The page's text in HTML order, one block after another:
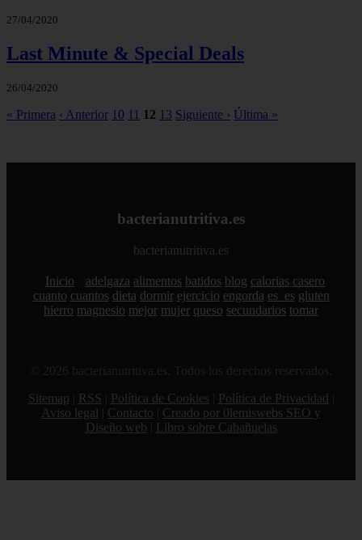
27/04/2020
Last Minute & Special Deals
26/04/2020
« Primera ‹ Anterior 10 11 12 13 Siguiente › Última »
bacterianutritiva.es
bacterianutritiva.es
Inicio adelgaza alimentos batidos blog calorias casero
cuanto cuantos dieta dormir ejercicio engorda es_es gluten
hierro magnesio mejor mujer queso secundarios tomar
© 2026 bacterianutritiva.es. Todos los derechos reservados.
Sitemap
RSS Política de Cookies Política de Privacidad
Aviso legal
Contacto
Creado por 0lemiswebs SEO y
Diseño web
Libro sobre Cabañuelas